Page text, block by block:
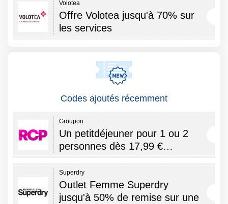
Volotea
Offre Volotea jusqu'à 70% sur
les services
Codes ajoutés récemment
Groupon
Un petitdéjeuner pour 1 ou 2
personnes dès 17,99 €…
Superdry
Outlet Femme Superdry
jusqu'à 50% de remise sur une